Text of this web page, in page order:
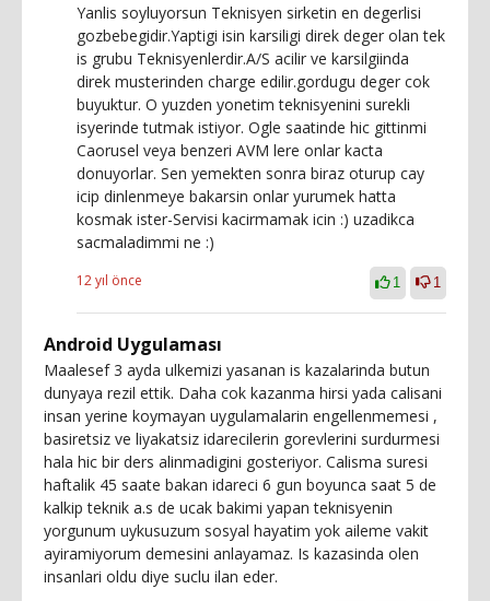
Yanlis soyluyorsun Teknisyen sirketin en degerlisi
gozbebegidir.Yaptigi isin karsiligi direk deger olan tek
is grubu Teknisyenlerdir.A/S acilir ve karsilgiinda
direk musterinden charge edilir.gordugu deger cok
buyuktur. O yuzden yonetim teknisyenini surekli
isyerinde tutmak istiyor. Ogle saatinde hic gittinmi
Caorusel veya benzeri AVM lere onlar kacta
donuyorlar. Sen yemekten sonra biraz oturup cay
icip dinlenmeye bakarsin onlar yurumek hatta
kosmak ister-Servisi kacirmamak icin :) uzadikca
sacmaladimmi ne :)
12 yıl önce 1 1
Android Uygulaması
Maalesef 3 ayda ulkemizi yasanan is kazalarinda butun
dunyaya rezil ettik. Daha cok kazanma hirsi yada calisani
insan yerine koymayan uygulamalarin engellenmemesi ,
basiretsiz ve liyakatsiz idarecilerin gorevlerini surdurmesi
hala hic bir ders alinmadigini gosteriyor. Calisma suresi
haftalik 45 saate bakan idareci 6 gun boyunca saat 5 de
kalkip teknik a.s de ucak bakimi yapan teknisyenin
yorgunum uykusuzum sosyal hayatim yok aileme vakit
ayiramiyorum demesini anlayamaz. Is kazasinda olen
insanlari oldu diye suclu ilan eder.